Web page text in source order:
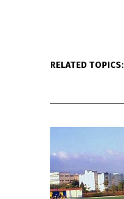
RELATED TOPICS: